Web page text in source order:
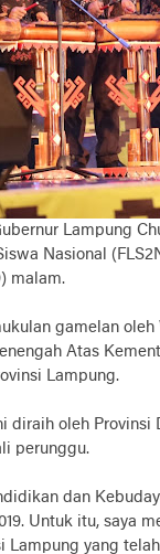
Lampung
Nasional
malam.
gamelan
Atas
Lampung.
diraih oleh Provinsi
perunggu.
dan
Untuk itu, saya
Lampung yang